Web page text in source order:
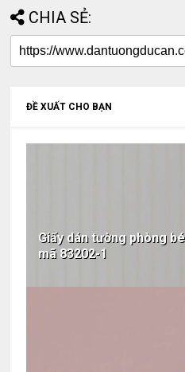
CHIA SẺ:
ĐỀ XUẤT CHO BẠN
Giấy dán tường phòng
mã 83202-1